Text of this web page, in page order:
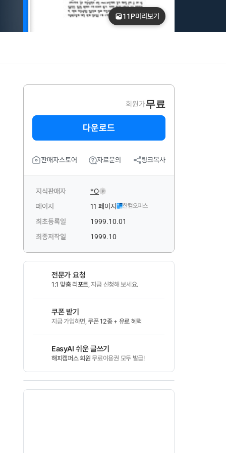
11P미리보기
회원가무료
다운로드
판매자스토어 자료문의 링크복사
지식판매자 *O P
페이지 11 페이지 한컴오피스
최초등록일
1999.10.01
최종저작일
1999.10
전문가 요청
1:1 맞춤 리포트, 지금 신청해 보세요.
쿠폰 받기
지금 가입하면,쿠폰 12종 + 유료 혜택
EasyAI 쉬운 글쓰기
해피캠퍼스 회원 무료이용권 모두 발급!